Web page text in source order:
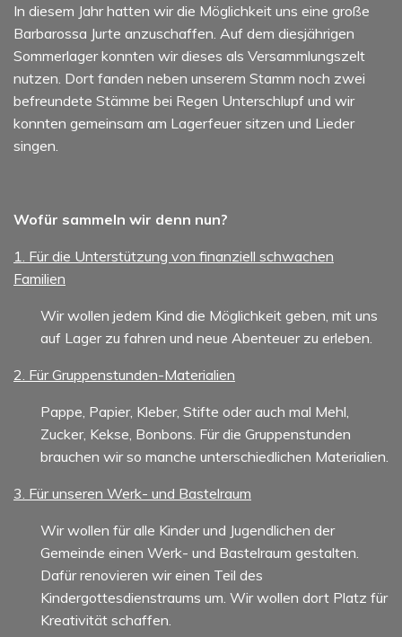
In diesem Jahr hatten wir die Möglichkeit uns eine große
Barbarossa Jurte anzuschaffen. Auf dem diesjährigen
Sommerlager konnten wir dieses als Versammlungszelt
nutzen. Dort fanden neben unserem Stamm noch zwei
befreundete Stämme bei Regen Unterschlupf und wir
konnten gemeinsam am Lagerfeuer sitzen und Lieder
singen.
Wofür sammeln wir denn nun?
1. Für die Unterstützung von finanziell schwachen
Familien
Wir wollen jedem Kind die Möglichkeit geben, mit uns
auf Lager zu fahren und neue Abenteuer zu erleben.
2. Für Gruppenstunden-Materialien
Pappe, Papier, Kleber, Stifte oder auch mal Mehl,
Zucker, Kekse, Bonbons. Für die Gruppenstunden
brauchen wir so manche unterschiedlichen Materialien.
3. Für unseren Werk- und Bastelraum
Wir wollen für alle Kinder und Jugendlichen der
Gemeinde einen Werk- und Bastelraum gestalten.
Dafür renovieren wir einen Teil des
Kindergottesdienstraums um. Wir wollen dort Platz für
Kreativität schaffen.